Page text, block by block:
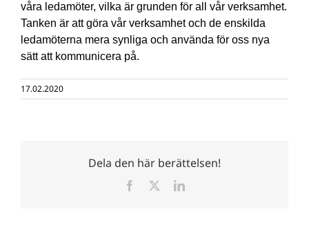
våra ledamöter, vilka är grunden för all vår verksamhet.
Tanken är att göra vår verksamhet och de enskilda
ledamöterna mera synliga och använda för oss nya
sätt att kommunicera på.
17.02.2020
Dela den här berättelsen!
Facebook LinkedIn